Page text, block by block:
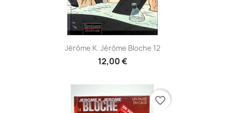
Jérôme K. Jérôme Bloche 12
12,00 €
favorite_border